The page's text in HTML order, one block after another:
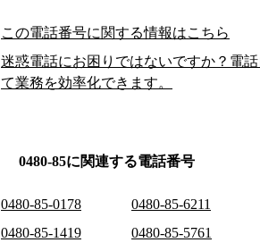
この電話番号に関する情報はこちら
迷惑電話にお困りではないですか？電
て業務を効率化できます。
0480-85に関連する電話番号
0480-85-0178 0480-85-6211
0480-85-1419
0480-85-5761